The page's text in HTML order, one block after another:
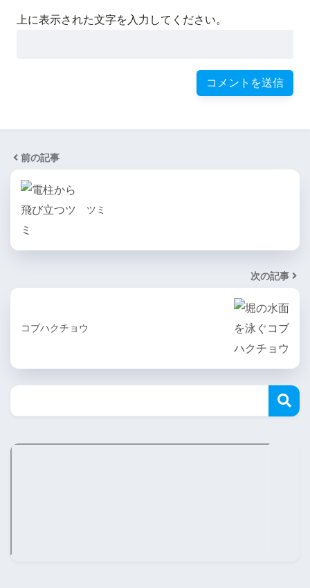
上に表示された文字を入力してください。
前の記事
ツミ
次の記事
コブハクチョウ